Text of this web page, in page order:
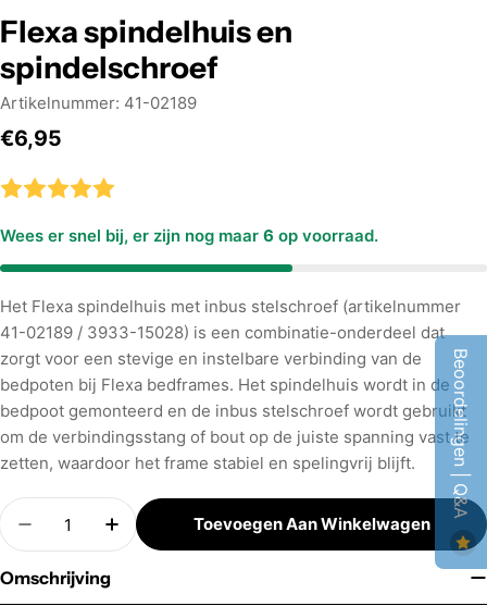
Flexa spindelhuis en
spindelschroef
Artikelnummer: 41-02189
Normale
€6,95
Wees er snel bij, er zijn nog maar 6 op voorraad.
Het Flexa spindelhuis met inbus stelschroef (artikelnummer
41-02189 / 3933-15028) is een combinatie-onderdeel dat
zorgt voor een stevige en instelbare verbinding van de
bedpoten bij Flexa bedframes. Het spindelhuis wordt in de
bedpoot gemonteerd en de inbus stelschroef wordt gebruikt
om de verbindingsstang of bout op de juiste spanning vast te
zetten, waardoor het frame stabiel en spelingvrij blijft.
Aantal
Hoeveelheid Verminderen Voor Flexa
Verhoog Aantal Voor Flexa
Toevoegen Aan Winkelwagen
Omschrijving
Beoordelingen | Q&A